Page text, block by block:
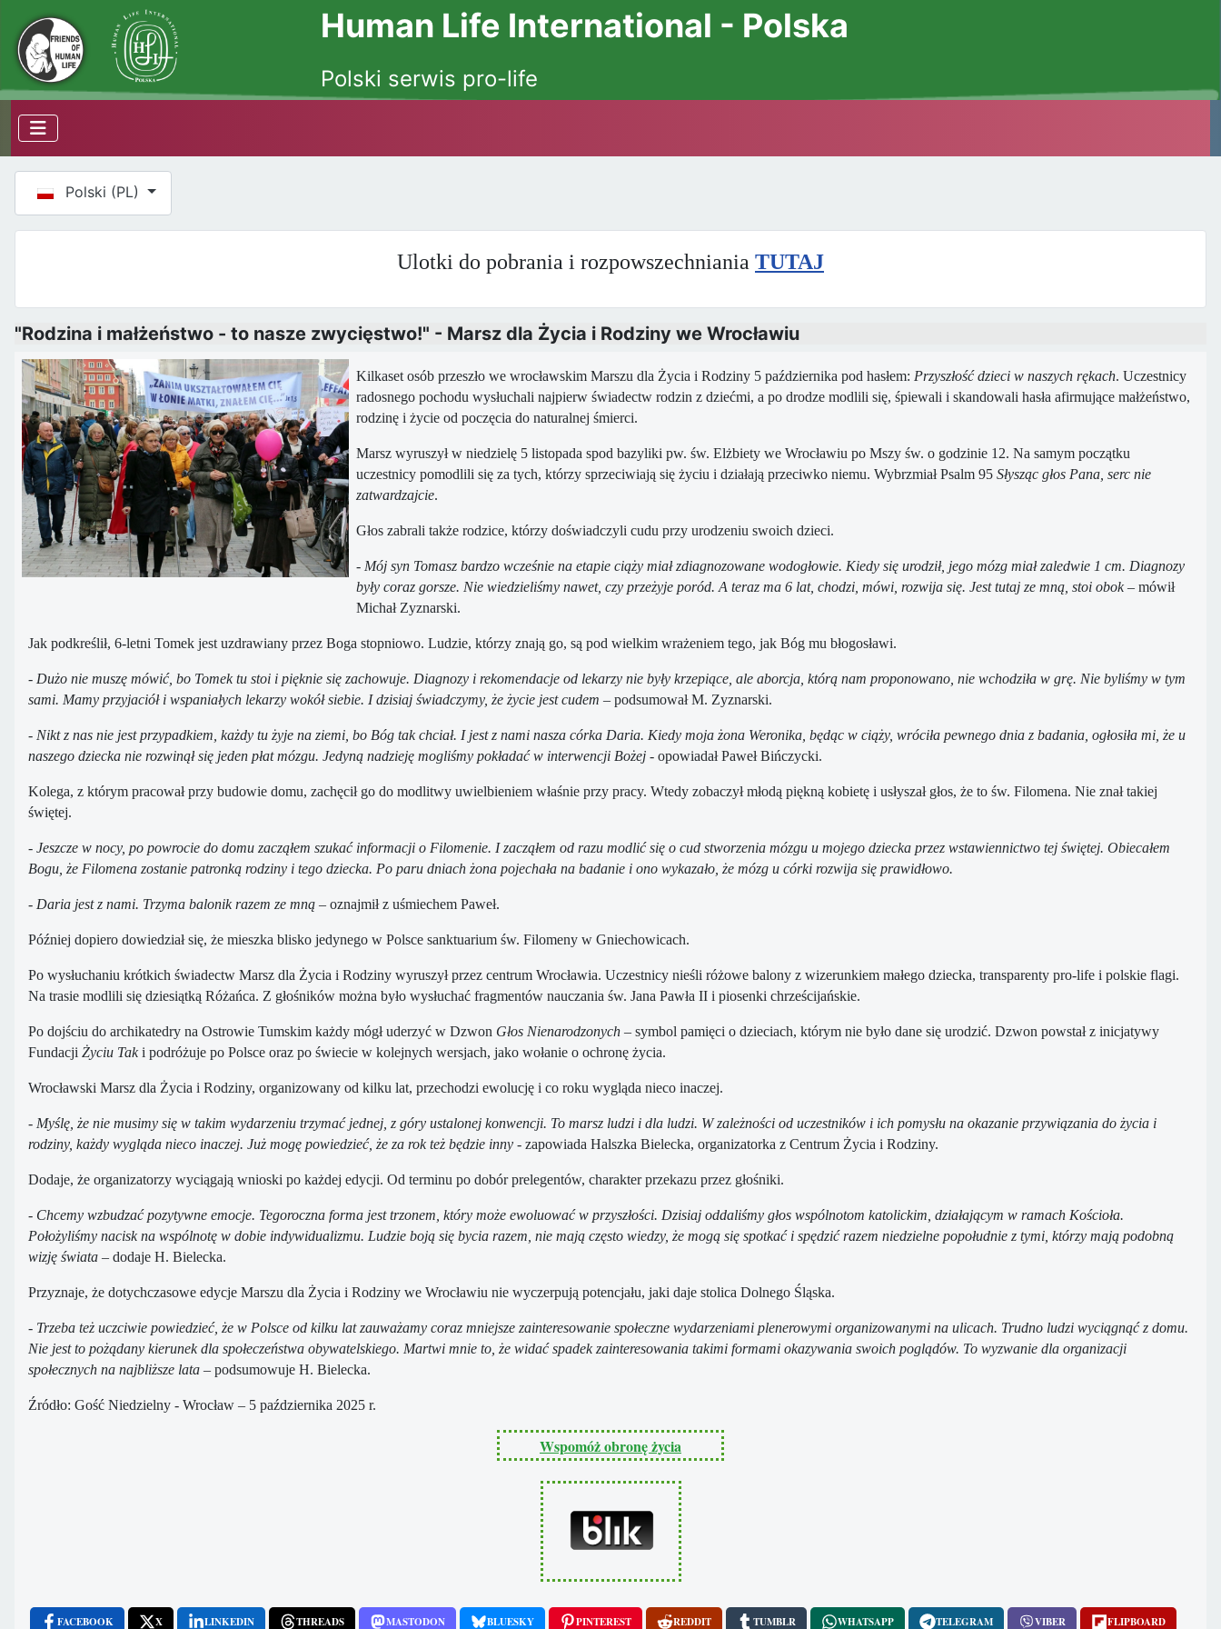
Human Life International - Polska
Polski serwis pro-life
Wybierz swój język
Polski (PL)
Ulotki do pobrania i rozpowszechniania TUTAJ
"Rodzina i małżeństwo - to nasze zwycięstwo!" - Marsz dla Życia i Rodziny we Wrocławiu
Kilkaset osób przeszło we wrocławskim Marszu dla Życia i Rodziny 5 października pod hasłem: Przyszłość dzieci w naszych rękach. Uczestnicy
radosnego pochodu wysłuchali najpierw świadectw rodzin z dziećmi, a po drodze modlili się, śpiewali i skandowali hasła afirmujące małżeństwo,
rodzinę i życie od poczęcia do naturalnej śmierci.
Marsz wyruszył w niedzielę 5 listopada spod bazyliki pw. św. Elżbiety we Wrocławiu po Mszy św. o godzinie 12. Na samym początku
uczestnicy pomodlili się za tych, którzy sprzeciwiają się życiu i działają przeciwko niemu. Wybrzmiał Psalm 95 Słysząc głos Pana, serc nie
zatwardzajcie.
Głos zabrali także rodzice, którzy doświadczyli cudu przy urodzeniu swoich dzieci.
- Mój syn Tomasz bardzo wcześnie na etapie ciąży miał zdiagnozowane wodogłowie. Kiedy się urodził, jego mózg miał zaledwie 1 cm. Diagnozy
były coraz gorsze. Nie wiedzieliśmy nawet, czy przeżyje poród. A teraz ma 6 lat, chodzi, mówi, rozwija się. Jest tutaj ze mną, stoi obok– mówił
Michał Zyznarski.
Jak podkreślił, 6-letni Tomek jest uzdrawiany przez Boga stopniowo. Ludzie, którzy znają go, są pod wielkim wrażeniem tego, jak Bóg mu błogosławi.
- Dużo nie muszę mówić, bo Tomek tu stoi i pięknie się zachowuje. Diagnozy i rekomendacje od lekarzy nie były krzepiące, ale aborcja, którą nam proponowano, nie wchodziła w grę. Nie byliśmy w tym
sami. Mamy przyjaciół i wspaniałych lekarzy wokół siebie. I dzisiaj świadczymy, że życie jest cudem – podsumował M. Zyznarski.
- Nikt z nas nie jest przypadkiem, każdy tu żyje na ziemi, bo Bóg tak chciał. I jest z nami nasza córka Daria. Kiedy moja żona Weronika, będąc w ciąży, wróciła pewnego dnia z badania, ogłosiła mi, że u
naszego dziecka nie rozwinął się jeden płat mózgu. Jedyną nadzieję mogliśmy pokładać w interwencji Bożej - opowiadał Paweł Bińczycki.
Kolega, z którym pracował przy budowie domu, zachęcił go do modlitwy uwielbieniem właśnie przy pracy. Wtedy zobaczył młodą piękną kobietę i usłyszał głos, że to św. Filomena. Nie znał takiej
świętej.
- Jeszcze w nocy, po powrocie do domu zacząłem szukać informacji o Filomenie. I zacząłem od razu modlić się o cud stworzenia mózgu u mojego dziecka przez wstawiennictwo tej świętej. Obiecałem
Bogu, że Filomena zostanie patronką rodziny i tego dziecka. Po paru dniach żona pojechała na badanie i ono wykazało, że mózg u córki rozwija się prawidłowo.
- Daria jest z nami. Trzyma balonik razem ze mną – oznajmił z uśmiechem Paweł.
Później dopiero dowiedział się, że mieszka blisko jedynego w Polsce sanktuarium św. Filomeny w Gniechowicach.
Po wysłuchaniu krótkich świadectw Marsz dla Życia i Rodziny wyruszył przez centrum Wrocławia. Uczestnicy nieśli różowe balony z wizerunkiem małego dziecka, transparenty pro-life i polskie flagi.
Na trasie modlili się dziesiątką Różańca. Z głośników można było wysłuchać fragmentów nauczania św. Jana Pawła II i piosenki chrześcijańskie.
Po dojściu do archikatedry na Ostrowie Tumskim każdy mógł uderzyć w Dzwon Głos Nienarodzonych – symbol pamięci o dzieciach, którym nie było dane się urodzić. Dzwon powstał z inicjatywy
Fundacji Życiu Taki podróżuje po Polsce oraz po świecie w kolejnych wersjach, jako wołanie o ochronę życia.
Wrocławski Marsz dla Życia i Rodziny, organizowany od kilku lat, przechodzi ewolucję i co roku wygląda nieco inaczej.
- Myślę, że nie musimy się w takim wydarzeniu trzymać jednej, z góry ustalonej konwencji. To marsz ludzi i dla ludzi. W zależności od uczestników i ich pomysłu na okazanie przywiązania do życia i
rodziny, każdy wygląda nieco inaczej. Już mogę powiedzieć, że za rok też będzie inny - zapowiada Halszka Bielecka, organizatorka z Centrum Życia i Rodziny.
Dodaje, że organizatorzy wyciągają wnioski po każdej edycji. Od terminu po dobór prelegentów, charakter przekazu przez głośniki.
- Chcemy wzbudzać pozytywne emocje. Tegoroczna forma jest trzonem, który może ewoluować w przyszłości. Dzisiaj oddaliśmy głos wspólnotom katolickim, działającym w ramach Kościoła.
Położyliśmy nacisk na wspólnotę w dobie indywidualizmu. Ludzie boją się bycia razem, nie mają często wiedzy, że mogą się spotkać i spędzić razem niedzielne popołudnie z tymi, którzy mają podobną
wizję świata – dodaje H. Bielecka.
Przyznaje, że dotychczasowe edycje Marszu dla Życia i Rodziny we Wrocławiu nie wyczerpują potencjału, jaki daje stolica Dolnego Śląska.
- Trzeba też uczciwie powiedzieć, że w Polsce od kilku lat zauważamy coraz mniejsze zainteresowanie społeczne wydarzeniami plenerowymi organizowanymi na ulicach. Trudno ludzi wyciągnąć z domu.
Nie jest to pożądany kierunek dla społeczeństwa obywatelskiego. Martwi mnie to, że widać spadek zainteresowania takimi formami okazywania swoich poglądów. To wyzwanie dla organizacji
społecznych na najbliższe lata – podsumowuje H. Bielecka.
Źródło: Gość Niedzielny - Wrocław – 5 października 2025 r.
Wspomóż obronę życia
FACEBOOK X LINKEDIN THREADS MASTODON BLUESKY PINTEREST REDDIT TUMBLR WHATSAPP TELEGRAM VIBER FLIPBOARD